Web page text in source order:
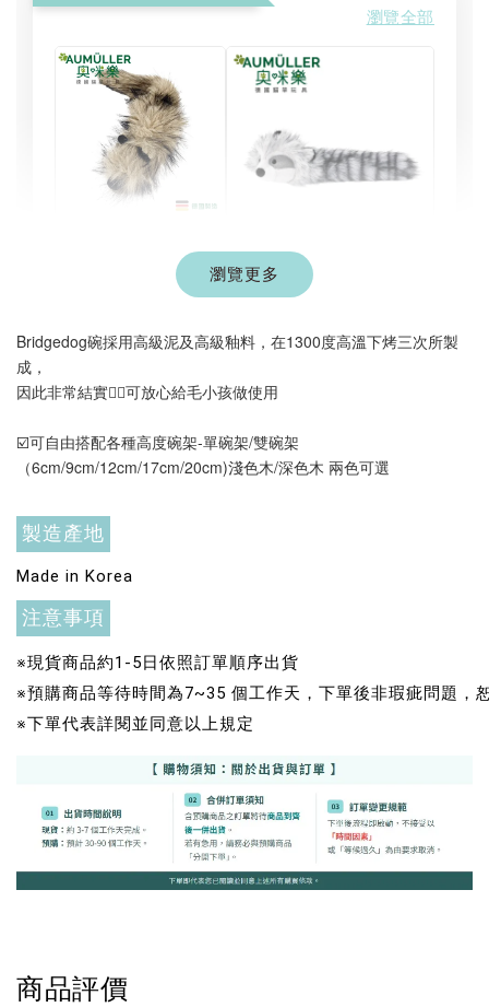
瀏覽全部
Aumüller 奧咪樂
｜貓草纈草根玩具
NT$ 289 TWD- +
德國 Aumüller 奧咪樂
玩具
NT$ 289 TWD
加入購物車
Greenies 健綠｜潔牙餅
NT$ 145 TWD
瀏覽更多
Bridgedog碗採用高級泥及高級釉料，在1300度高溫下烤三次所製
成，
因此非常結實👍🏻可放心給毛小孩做使用
☑️可自由搭配各種高度碗架-單碗架/雙碗架
（6cm/9cm/12cm/17cm/20cm)淺色木/深色木 兩色可選
製造產地
Made in Korea
注意事項
※現貨商品約1-5日依照訂單順序出貨
※預購商品等待時間為7~35 個工作天，下單後非瑕疵問題，
※下單代表詳閱並同意以上規定
商品評價